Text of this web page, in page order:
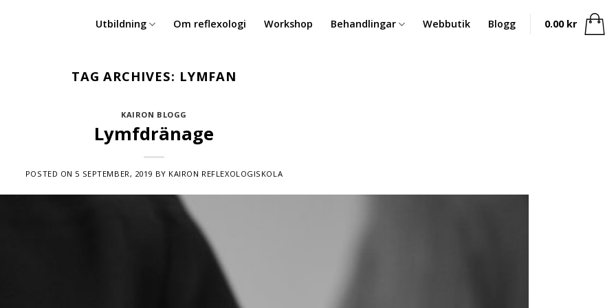
Utbildning Om reflexologi Workshop Behandlingar Webbutik Blogg 0.00 kr
TAG ARCHIVES: LYMFAN
KAIRON BLOGG
Lymfdränage
POSTED ON 5 SEPTEMBER, 2019 BY KAIRON REFLEXOLOGISKOLA